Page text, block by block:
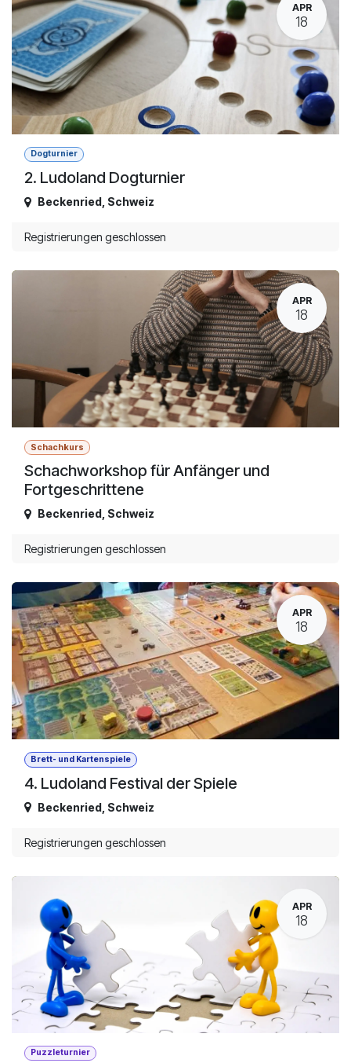
APR
18
Dogturnier
2. Ludoland Dogturnier
Beckenried Schweiz
Registrierungen geschlossen
APR
18
Schachkurs
Schachworkshop für Anfänger und
Fortgeschrittene
Beckenried Schweiz
Registrierungen geschlossen
APR
18
Brett- und Kartenspiele
4. Ludoland Festival der Spiele
Beckenried Schweiz
Registrierungen geschlossen
APR
18
Puzzleturnier